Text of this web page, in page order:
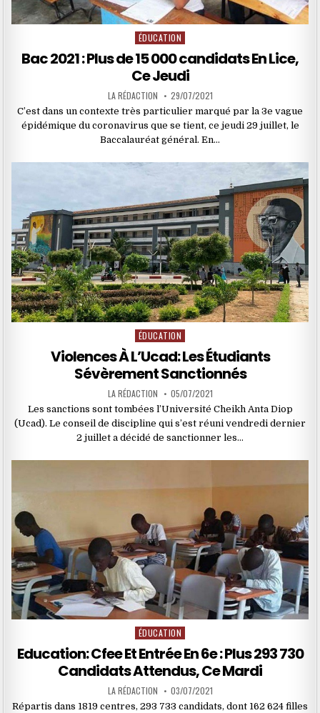
Posted
in
ÉDUCATION
Bac 2021 : Plus de 15 000 candidats En Lice,
Ce Jeudi
LA RÉDACTION 29/07/2021
C’est dans un contexte très particulier marqué par la 3e vague
épidémique du coronavirus que se tient, ce jeudi 29 juillet, le
Baccalauréat général. En…
Posted
in
ÉDUCATION
Violences À L’Ucad: Les Étudiants
Sévèrement Sanctionnés
LA RÉDACTION 05/07/2021
Les sanctions sont tombées l’Université Cheikh Anta Diop
(Ucad). Le conseil de discipline qui s’est réuni vendredi dernier
2 juillet a décidé de sanctionner les…
Posted
in
ÉDUCATION
Education: Cfee Et Entrée En 6e : Plus 293 730
Candidats Attendus, Ce Mardi
LA RÉDACTION 03/07/2021
Répartis dans 1819 centres, 293 733 candidats, dont 162 624 filles